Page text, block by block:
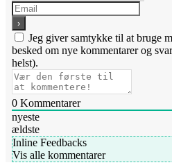
Jeg giver samtykke til at bruge
besked om nye kommentarer og
helst).
0Kommentarer
nyeste
ældste
Inline Feedbacks
Vis alle kommentarer